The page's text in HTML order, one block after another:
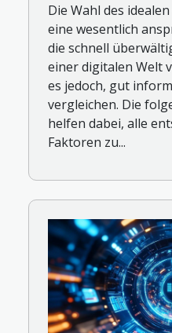
Die Wahl des
eine wesentlich
die schnell
einer digitalen Welt
es jedoch, gut
vergleichen. Die
helfen dabei, alle
Faktoren zu...